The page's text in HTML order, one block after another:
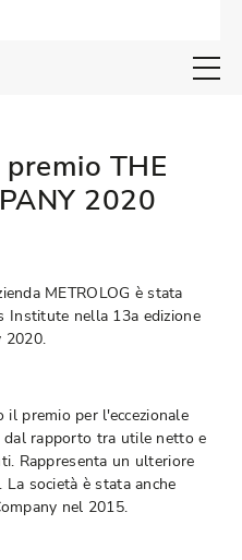
Open
THE
2020
METROLOG è stata
Institute nella 13a edizione
2020.
il premio per l'eccezionale
dal rapporto tra utile netto e
Rappresenta un ulteriore
società è stata anche
nel 2015.